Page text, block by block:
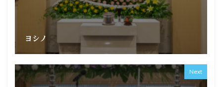
ヨシノ
Next